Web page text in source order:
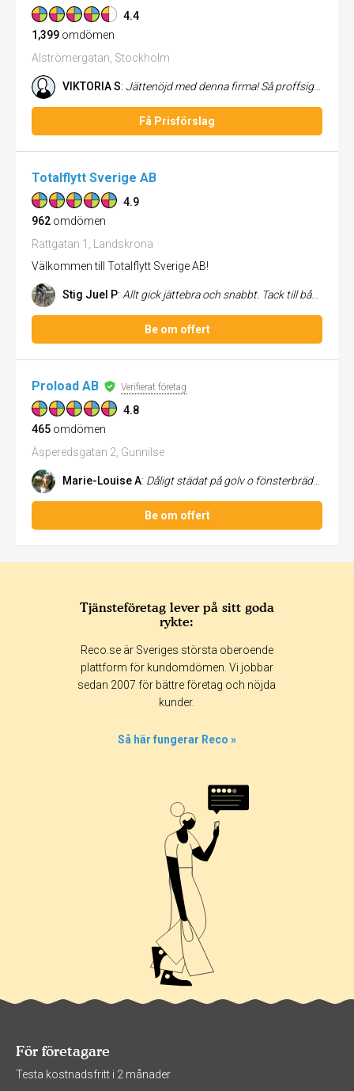
4.4
1,399 omdömen
Alströmergatan, Stockholm
VIKTORIA S: Jättenöjd med denna firma! Så proffsiga killar som gjorde flytten väldigt smidig. Trevligt bemötande från första stund o...
Få Prisförslag
Totalflytt Sverige AB
4.9
962 omdömen
Rattgatan 1, Landskrona
Välkommen till Totalflytt Sverige AB!
Stig Juel P: Allt gick jättebra och snabbt. Tack till både flytthjälpen och städpersonalen för en trevlig och smidig dag.
Be om offert
Proload AB Verifierat företag
4.8
465 omdömen
Äsperedsgatan 2, Gunnilse
Marie-Louise A: Dåligt städat på golv o fönsterbrädor men killarna kom tillbaka o fixade. Ja blev jättenöjd med duschen då ja försökt ta...
Be om offert
Tjänsteföretag lever på sitt goda
rykte:
Reco.se är Sveriges största oberoende
plattform för kundomdömen. Vi jobbar
sedan 2007 för bättre företag och nöjda
kunder.
Så här fungerar Reco »
För företagare
Testa kostnadsfritt i 2 månader